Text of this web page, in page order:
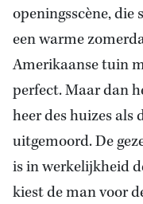
openingsscène, die
een warme
Amerikaanse tuin
perfect. Maar dan
heer des huizes
uitgemoord. De
is in werkelijkheid
kiest de man voor